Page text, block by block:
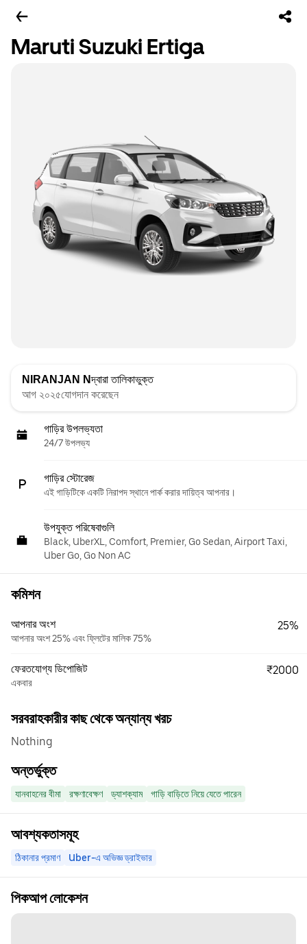
Maruti Suzuki Ertiga
NIRANJAN Nদ্বারা তালিকাভুক্ত
আগ ২০২৫যোগদান করেছেন
গাড়ির উপলভ্যতা
24/7 উপলভ্য
গাড়ির স্টোরেজ
এই গাড়িটিকে একটি নিরাপদ স্থানে পার্ক করার দায়িত্ব আপনার।
উপযুক্ত পরিষেবাগুলি
Black, UberXL, Comfort, Premier, Go Sedan, Airport Taxi,
Uber Go, Go Non AC
কমিশন
আপনার অংশ
আপনার অংশ 25% এবং ফ্লিটের মালিক 75%
25%
ফেরতযোগ্য ডিপোজিট
একবার
₹2000
সরবরাহকারীর কাছ থেকে অন্যান্য খরচ
Nothing
অন্তর্ভুক্ত
যানবাহনের বীমা রক্ষণাবেক্ষণ ড্যাশক্যাম গাড়ি বাড়িতে নিয়ে যেতে পারেন
আবশ্যকতাসমূহ
ঠিকানার প্রমাণ Uber-এ অভিজ্ঞ ড্রাইভার
পিকআপ লোকেশন